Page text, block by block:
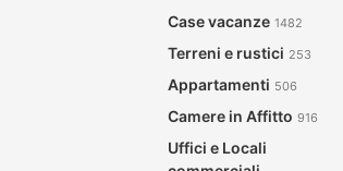
Case vacanze 1482
Terreni e rustici 253
Appartamenti 506
Camere in Affitto 916
Uffici e Locali